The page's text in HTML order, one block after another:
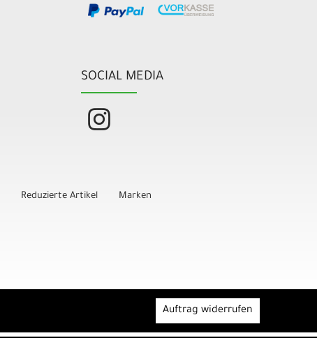
SOCIAL MEDIA
Reduzierte Artikel Marken
Auftrag widerrufen